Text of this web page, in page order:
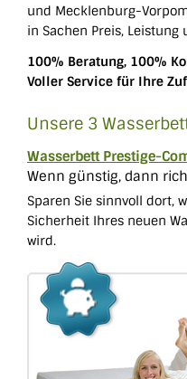
und Mecklenburg-
in Sachen Preis, Leistung
100% Beratung, 100%
Voller Service für Ihre
Unsere 3
Wasserbett Prestige-
Wenn günstig, dann
Sparen Sie sinnvoll dort,
Sicherheit Ihres neuen
wird.